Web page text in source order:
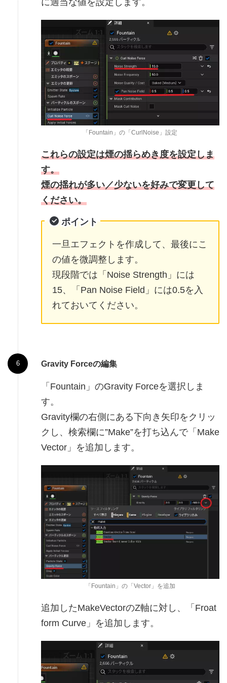
に適当な値を設定します。
「Fountain」の「CurlNoise」設定
これらの設定は煙の揺らめき度を設定しま
す。
煙の揺れが多い／少ないを好みで変更して
ください。
ポイント
一旦エフェクトを作成して、最後にこ
の値を微調整します。
現段階では「Noise Strength」には
15、「Pan Noise Field」には0.5を入
れておいてください。
Gravity Forceの編集
「Fountain」のGravity Forceを選択しま
す。
Gravity欄の右側にある下向き矢印をクリッ
クし、検索欄に”Make”を打ち込んで「Make
Vector」を追加します。
「Fountain」の「Vector」を追加
追加したMakeVectorのZ軸に対し、「Froat
form Curve」を追加します。